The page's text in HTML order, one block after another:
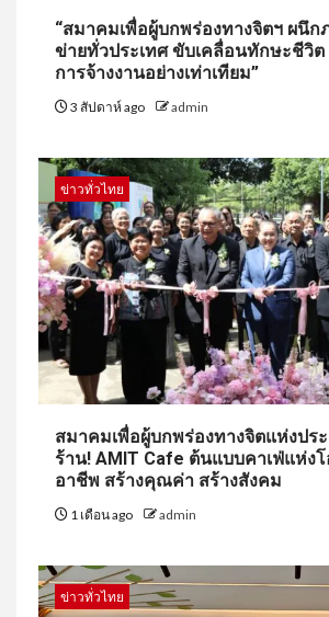
“สมาคมเพื่อผู้บกพร่องทางจิตฯ ผนึก
ข่ายทั่วประเทศ ขับเคลื่อนทักษะชีวิต
การจ้างงานอย่างเท่าเทียม”
3 สัปดาห์ ago admin
ข่าวทั่วไทย
สมาคมเพื่อผู้บกพร่องทางจิตแห่งประ
ร้าน! AMIT Cafe ต้นแบบคาเฟ่แห่ง
อาชีพ สร้างคุณค่า สร้างสังคม
1 เดือน ago admin
ข่าวทั่วไทย